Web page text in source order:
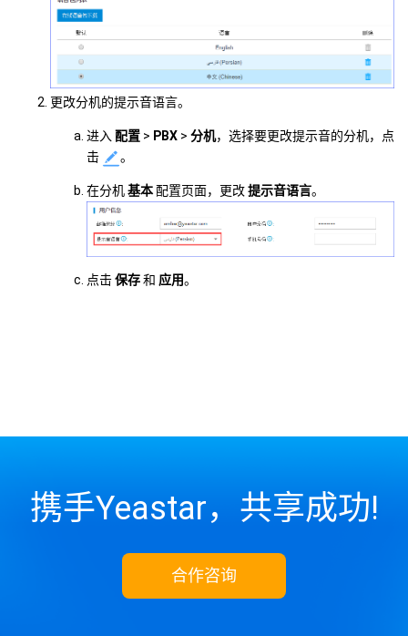
更改分机的提示音语言。
进入 配置 > PBX > 分机，选择要更改提示音的分机，点
击
。
在分机基本配置页面，更改提示音语言。
点击保存和 应用。
携手Yeastar，共享成功!
合作咨询